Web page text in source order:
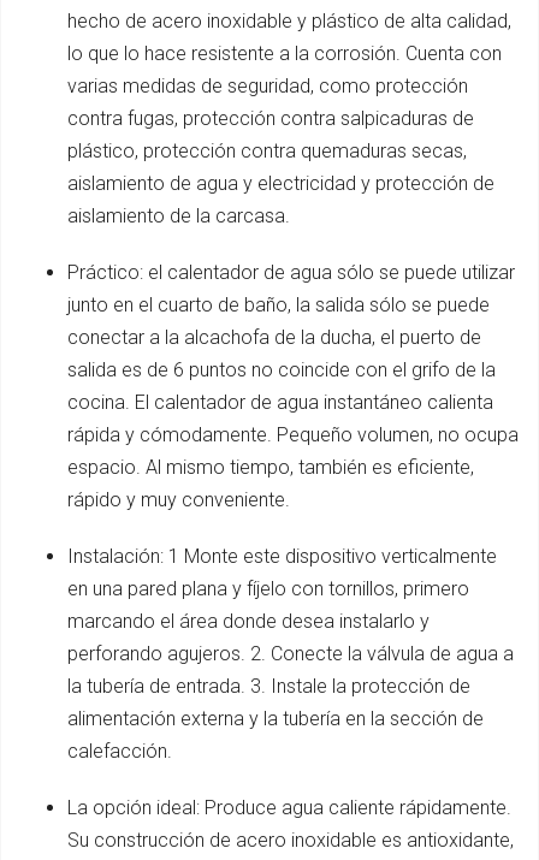
hecho de acero inoxidable y plástico de alta calidad,
lo que lo hace resistente a la corrosión. Cuenta con
varias medidas de seguridad, como protección
contra fugas, protección contra salpicaduras de
plástico, protección contra quemaduras secas,
aislamiento de agua y electricidad y protección de
aislamiento de la carcasa.
Práctico: el calentador de agua sólo se puede utilizar
junto en el cuarto de baño, la salida sólo se puede
conectar a la alcachofa de la ducha, el puerto de
salida es de 6 puntos no coincide con el grifo de la
cocina. El calentador de agua instantáneo calienta
rápida y cómodamente. Pequeño volumen, no ocupa
espacio. Al mismo tiempo, también es eficiente,
rápido y muy conveniente.
Instalación: 1 Monte este dispositivo verticalmente
en una pared plana y fíjelo con tornillos, primero
marcando el área donde desea instalarlo y
perforando agujeros. 2. Conecte la válvula de agua a
la tubería de entrada. 3. Instale la protección de
alimentación externa y la tubería en la sección de
calefacción.
La opción ideal: Produce agua caliente rápidamente.
Su construcción de acero inoxidable es antioxidante,